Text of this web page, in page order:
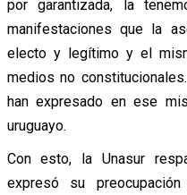
por garantizada, la
manifestaciones que la
electo y legítimo y el
medios no
han expresado en ese
uruguayo.
Con esto, la Unasur
expresó su